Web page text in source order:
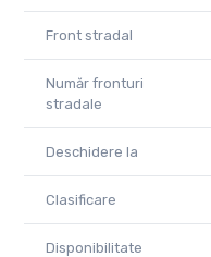
Front stradal
Număr fronturi
stradale
Deschidere la
Clasificare
Disponibilitate